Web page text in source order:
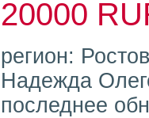
20000
регион:
Надежда
последнее